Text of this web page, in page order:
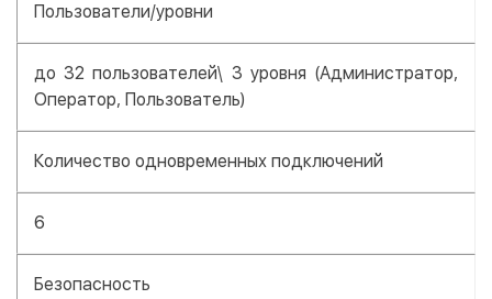
Пользователи/уровни
до 32 пользователей\ 3 уровня (Администратор,
Оператор, Пользователь)
Количество одновременных подключений
6
Безопасность